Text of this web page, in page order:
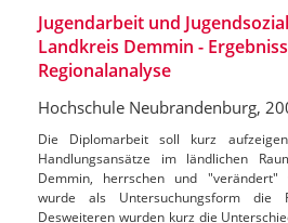
Jugendarbeit und
Landkreis Demmin -
Regionalanalyse
Hochschule Neubrandenburg,
Die Diplomarbeit soll kurz
Handlungsansätze im ländlichen
Demmin, herrschen und "verändert"
wurde als Untersuchungsform die
Desweiteren wurden kurz die